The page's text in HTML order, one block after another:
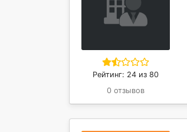
Рейтинг: 24 из 80
0 отзывов